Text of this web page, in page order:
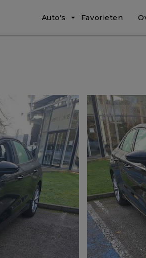
Auto's Favorieten